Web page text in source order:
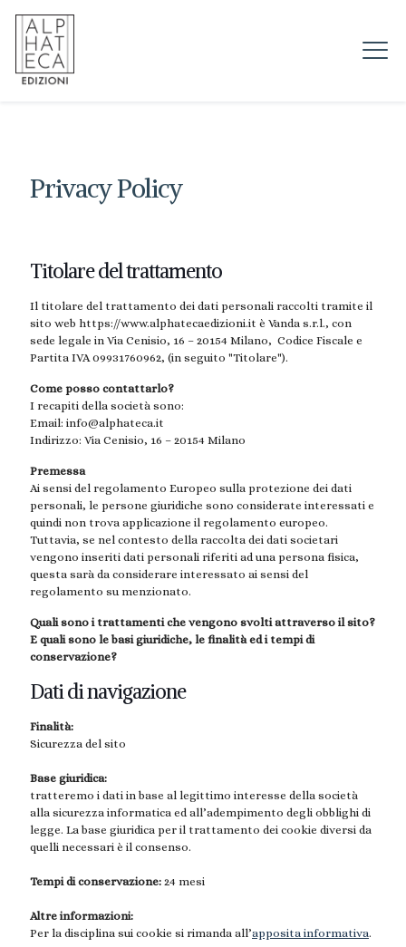
Privacy Policy
Titolare del trattamento
Il titolare del trattamento dei dati personali raccolti tramite il
sito web https://www.alphatecaedizioni.it è Vanda s.r.l., con
sede legale in Via Cenisio, 16 – 20154 Milano, Codice Fiscale e
Partita IVA 09931760962, (in seguito "Titolare").
Come posso contattarlo?
I recapiti della società sono:
Email: info@alphateca.it
Indirizzo: Via Cenisio, 16 – 20154 Milano
Premessa
Ai sensi del regolamento Europeo sulla protezione dei dati
personali, le persone giuridiche sono considerate interessati e
quindi non trova applicazione il regolamento europeo.
Tuttavia, se nel contesto della raccolta dei dati societari
vengono inseriti dati personali riferiti ad una persona fisica,
questa sarà da considerare interessato ai sensi del
regolamento su menzionato.
Quali sono i trattamenti che vengono svolti attraverso il sito?
E quali sono le basi giuridiche, le finalità ed i tempi di
conservazione?
Dati di navigazione
Finalità:
Sicurezza del sito
Base giuridica:
tratteremo i dati in base al legittimo interesse della società
alla sicurezza informatica ed all’adempimento degli obblighi di
legge. La base giuridica per il trattamento dei cookie diversi da
quelli necessari è il consenso.
Tempi di conservazione: 24 mesi
Altre informazioni:
Per la disciplina sui cookie si rimanda all’apposita informativa.